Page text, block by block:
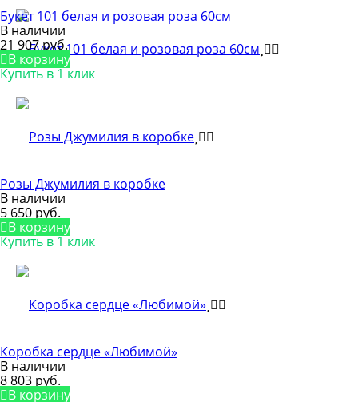
Букет 101 белая и розовая роза 60см
В наличии
21 907 руб.
В корзину
Купить в 1 клик
Розы Джумилия в коробке
В наличии
5 650 руб.
В корзину
Купить в 1 клик
Коробка сердце «Любимой»
В наличии
8 803 руб.
В корзину